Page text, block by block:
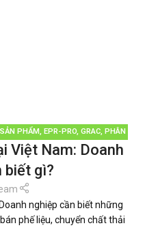
PHẨM, EPR-PRO, GRAC, PHÂN
SỬ DỤNG ,THƯƠNG HIỆU BỀN
Việt Nam: Doanh
biết gì?
nghiệp cần biết những
phế liệu, chuyển chất thải